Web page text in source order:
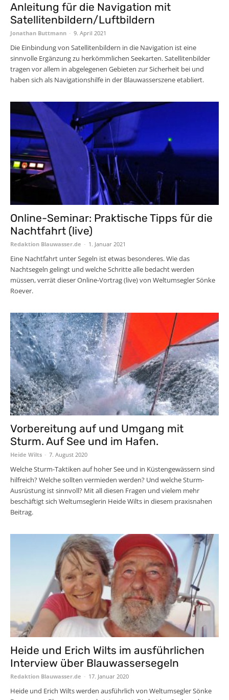
Anleitung für die Navigation mit
Satellitenbildern/Luftbildern
Jonathan Buttmann - 9. April 2021
Die Einbindung von Satellitenbildern in die Navigation ist eine
sinnvolle Ergänzung zu herkömmlichen Seekarten. Satellitenbilder
tragen vor allem in abgelegenen Gebieten zur Sicherheit bei und
haben sich als Navigationshilfe in der Blauwasserszene etabliert.
Online-Seminar: Praktische Tipps für die
Nachtfahrt (live)
Redaktion Blauwasser.de - 1. Januar 2021
Eine Nachtfahrt unter Segeln ist etwas besonderes. Wie das
Nachtsegeln gelingt und welche Schritte alle bedacht werden
müssen, verrät dieser Online-Vortrag (live) von Weltumsegler Sönke
Roever.
Vorbereitung auf und Umgang mit
Sturm. Auf See und im Hafen.
Heide Wilts - 7. August 2020
Welche Sturm-Taktiken auf hoher See und in Küstengewässern sind
hilfreich? Welche sollten vermieden werden? Und welche Sturm-
Ausrüstung ist sinnvoll? Mit all diesen Fragen und vielem mehr
beschäftigt sich Weltumseglerin Heide Wilts in diesem praxisnahen
Beitrag.
Heide und Erich Wilts im ausführlichen
Interview über Blauwassersegeln
Redaktion Blauwasser.de - 17. Januar 2020
Heide und Erich Wilts werden ausführlich von Weltumsegler Sönke